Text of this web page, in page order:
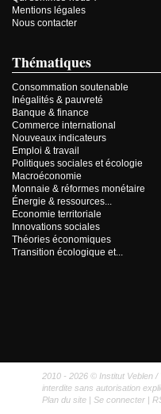
Mentions légales
Nous contacter
Thématiques
Consommation soutenable
Inégalités & pauvreté
Banque & finance
Commerce international
Nouveaux indicateurs
Emploi & travail
Politiques sociales et écologie
Macroéconomie
Monnaie & réformes monétaire
Énergie & ressources...
Economie territoriale
Innovations sociales
Théories économiques
Transition écologique et...
2010 - 2026 © Institut Veblen
interdite sans autorisation
Plan du site |Se connecter